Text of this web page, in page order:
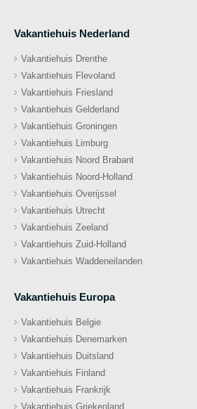
Vakantiehuis Nederland
Vakantiehuis Drenthe
Vakantiehuis Flevoland
Vakantiehuis Friesland
Vakantiehuis Gelderland
Vakantiehuis Groningen
Vakantiehuis Limburg
Vakantiehuis Noord Brabant
Vakantiehuis Noord-Holland
Vakantiehuis Overijssel
Vakantiehuis Utrecht
Vakantiehuis Zeeland
Vakantiehuis Zuid-Holland
Vakantiehuis Waddeneilanden
Vakantiehuis Europa
Vakantiehuis Belgie
Vakantiehuis Denemarken
Vakantiehuis Duitsland
Vakantiehuis Finland
Vakantiehuis Frankrijk
Vakantiehuis Griekenland